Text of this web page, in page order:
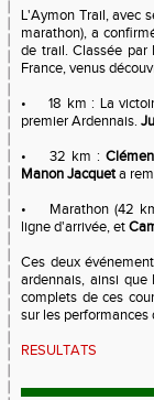
L'Aymon Trail, avec
marathon), a
de trail. Classée par
France, venus
•
18 km : La
premier Ardennais.
•
32 km :
Manon Jacqueta
•
Marathon (42
ligne d'arrivée, et
Ces deux
ardennais, ainsi que
complets de ces
sur les performances
RESULTATS